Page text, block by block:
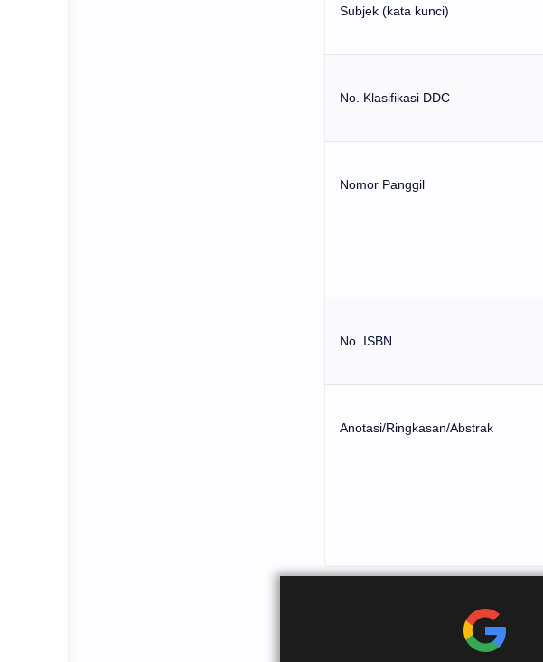
Subjek (kata kunci)
No. Klasifikasi DDC
Nomor Panggil
No. ISBN
Anotasi/Ringkasan/Abstrak